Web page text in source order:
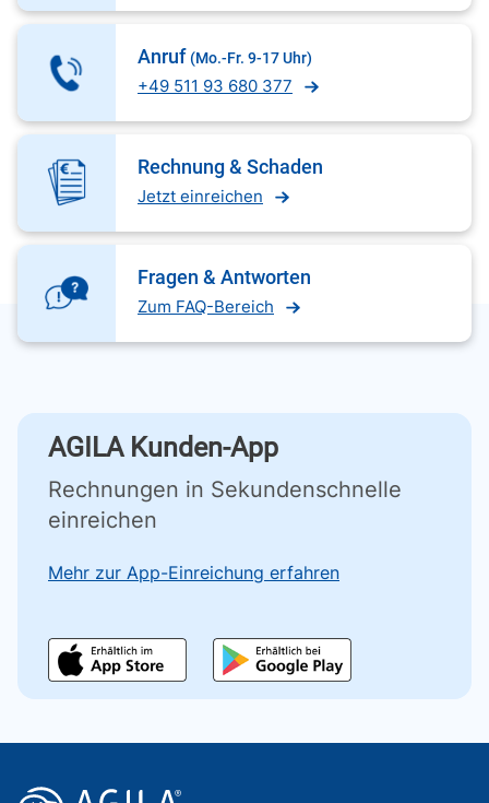
Anruf (Mo.-Fr. 9-17 Uhr)
+49 511 93 680 377
Rechnung & Schaden
Jetzt einreichen
Fragen & Antworten
Zum FAQ-Bereich
AGILA Kunden-App
Rechnungen in Sekundenschnelle
einreichen
Mehr zur App-Einreichung erfahren